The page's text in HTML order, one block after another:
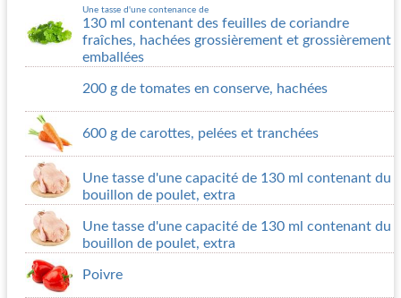
Une tasse d'une contenance de
130 ml contenant des feuilles de coriandre
fraîches, hachées grossièrement et grossièrement
emballées
200 g de tomates en conserve, hachées
600 g de carottes, pelées et tranchées
Une tasse d'une capacité de 130 ml contenant du
bouillon de poulet, extra
Une tasse d'une capacité de 130 ml contenant du
bouillon de poulet, extra
Poivre